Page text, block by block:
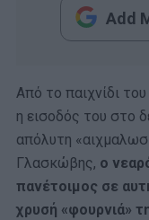
Add
Από το παιχνίδι
η εισοδός του στο
απόλυτη
Γλασκώβης, ο
πανέτοιμος σε
χρυσή «φουρνιά»